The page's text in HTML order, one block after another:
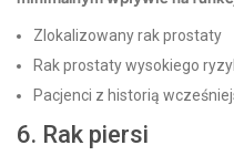
Zlokalizowany rak prostaty
Rak prostaty wysokiego
Pacjenci z historią
6. Rak piersi